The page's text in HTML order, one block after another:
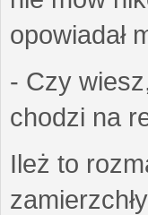
opowiadał
- Czy
chodzi na
Ileż to